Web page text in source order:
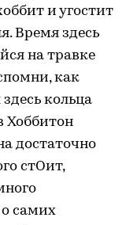
и угостит
Время здесь
на травке
как
кольца
Хоббитон
достаточно
стОит,
о самих